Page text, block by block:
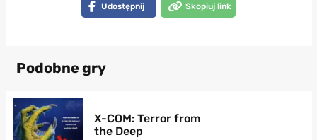
Udostępnij Skopiuj link
Podobne gry
X-COM: Terror from
the Deep